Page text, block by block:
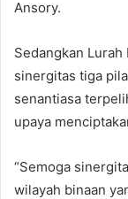
Ansory.
Sedangkan
sinergitas tiga
senantiasa
upaya
“Semoga
wilayah binaan